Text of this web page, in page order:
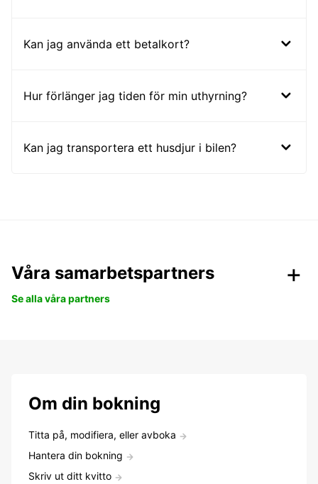
Kan jag använda ett betalkort?
Hur förlänger jag tiden för min uthyrning?
Kan jag transportera ett husdjur i bilen?
Våra samarbetspartners
Se alla våra partners
Om din bokning
Titta på, modifiera, eller avboka
Hantera din bokning
Skriv ut ditt kvitto